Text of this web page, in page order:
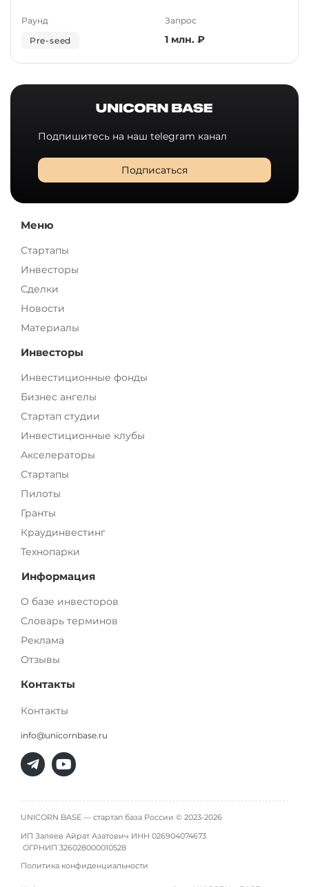
Раунд
Pre-seed
Запрос
1 млн. ₽
Подпишитесь на наш telegram канал
Подписаться
Меню
Стартапы
Инвесторы
Сделки
Новости
Материалы
Инвесторы
Инвестиционные фонды
Бизнес ангелы
Стартап студии
Инвестиционные клубы
Акселераторы
Стартапы
Пилоты
Гранты
Краудинвестинг
Технопарки
Информация
О базе инвесторов
Словарь терминов
Реклама
Отзывы
Контакты
Контакты
info@unicornbase.ru
UNICORN BASE — стартап база России © 2023-2026
ИП Заляев Айрат Азатович ИНН 026904074673
ОГРНИП 326028000010528
Политика конфиденциальности